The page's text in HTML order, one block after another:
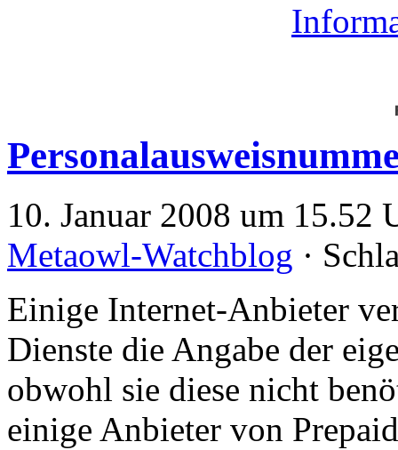
10. Januar 2008 um 15.52
Metaowl-Watchblog ·
Einige Internet-Anbieter
Dienste die Angabe der
obwohl sie diese nicht
einige Anbieter von